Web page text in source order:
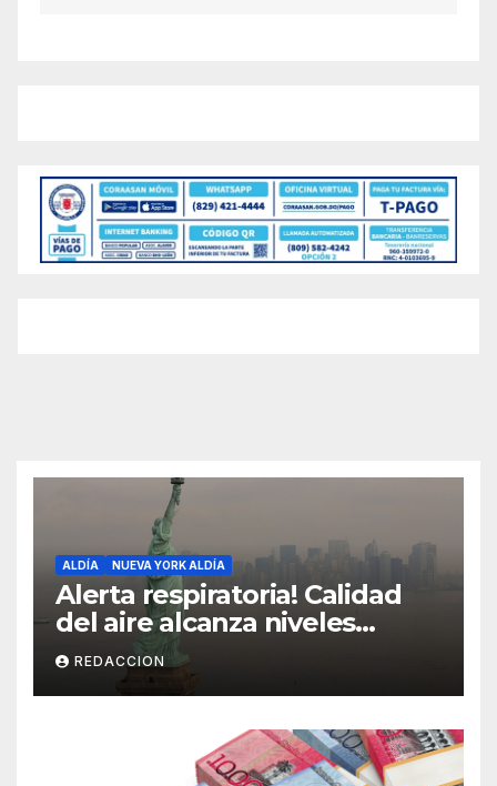
ALDÍA NUEVA YORK ALDÍA
Alerta respiratoria! Calidad
del aire alcanza niveles
peligrosos en NYC
REDACCION